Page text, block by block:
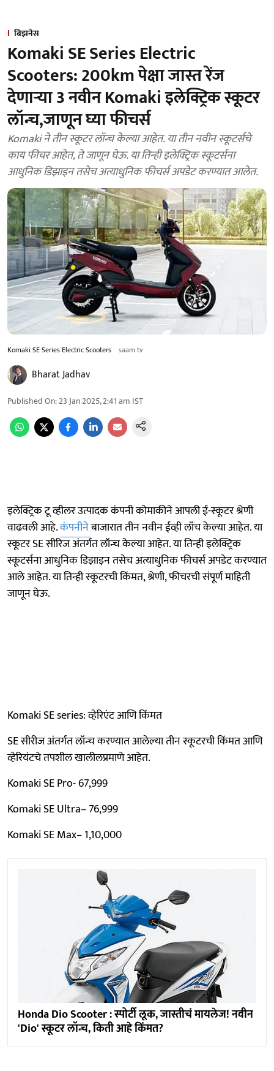
बिझनेस
Komaki SE Series Electric
Scooters: 200km पेक्षा जास्त रेंज
देणाऱ्या 3 नवीन Komaki इलेक्ट्रिक स्कूटर
लॉन्च,जाणून घ्या फीचर्स
Komaki ने तीन स्कूटर लॉन्च केल्या आहेत. या तीन नवीन स्कूटर्सचे
काय फीचर आहेत, ते जाणून घेऊ. या तिन्ही इलेक्ट्रिक स्कूटर्सना
आधुनिक डिझाइन तसेच अत्याधुनिक फीचर्स अपडेट करण्यात आलेत.
Komaki SE Series Electric Scooters saam tv
Bharat Jadhav
Published On:23 Jan 2025, 2:41 am IST
इलेक्ट्रिक टू व्हीलर उत्पादक कंपनी कोमाकीने आपली ई-स्कूटर श्रेणी
वाढवली आहे.कंपनीनेबाजारात तीन नवीन ईव्ही लाँच केल्या आहेत. या
स्कूटर SE सीरिज अंतर्गत लॉन्च केल्या आहेत. या तिन्ही इलेक्ट्रिक
स्कूटर्सना आधुनिक डिझाइन तसेच अत्याधुनिक फीचर्स अपडेट करण्यात
आले आहेत. या तिन्ही स्कूटरची किंमत, श्रेणी, फीचरची संपूर्ण माहिती
जाणून घेऊ.
Komaki SE series: व्हेरिएंट आणि किंमत
SE सीरीज अंतर्गत लॉन्च करण्यात आलेल्या तीन स्कूटरची किंमत आणि
व्हेरियंटचे तपशील खालीलप्रमाणे आहेत.
Komaki SE Pro- 67,999
Komaki SE Ultra– 76,999
Komaki SE Max– 1,10,000
Honda Dio Scooter : स्पोर्टी लूक, जास्तीचं मायलेज! नवीन
'Dio' स्कूटर लॉन्च, किती आहे किंमत?